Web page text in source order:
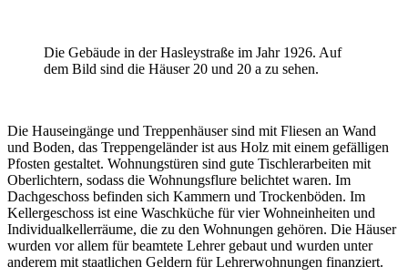
Die Gebäude in der Hasleystraße im Jahr 1926. Auf
dem Bild sind die Häuser 20 und 20 a zu sehen.
Die Hauseingänge und Treppenhäuser sind mit Fliesen an Wand
und Boden, das Treppengeländer ist aus Holz mit einem gefälligen
Pfosten gestaltet. Wohnungstüren sind gute Tischlerarbeiten mit
Oberlichtern, sodass die Wohnungsflure belichtet waren. Im
Dachgeschoss befinden sich Kammern und Trockenböden. Im
Kellergeschoss ist eine Waschküche für vier Wohneinheiten und
Individualkellerräume, die zu den Wohnungen gehören. Die Häuser
wurden vor allem für beamtete Lehrer gebaut und wurden unter
anderem mit staatlichen Geldern für Lehrerwohnungen finanziert.